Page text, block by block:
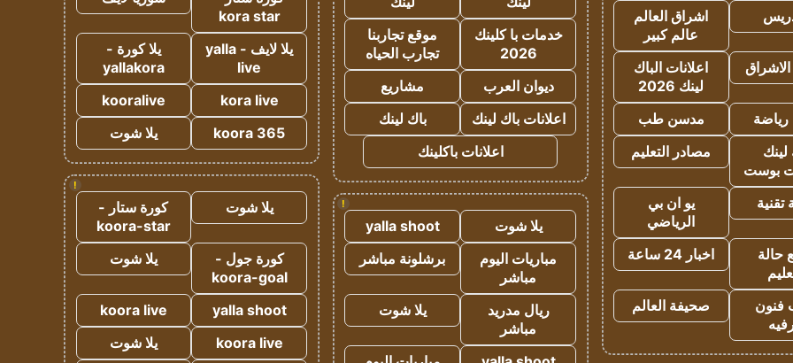
اشراق العالم
عالم كبير
اعلانات الباك
لينك 2026
رياضة
مدسن طب
لينك
بوست
مصادر التعليم
تقنية
يو ان بي
الرياضي
حالة
اخبار 24 ساعة
فنون
صحيفة العالم
خدمات با كلينك
2026
موقع تجاربنا
تجارب الحياه
ديوان العرب
مشاريع
اعلانات باك لينك
باك لينك
اعلانات باكلينك
!
يلا شوت
yalla shoot
مباريات اليوم
مباشر
برشلونة مباشر
ريال مدريد
مباشر
يلا شوت
kora star
يلا لايف - yalla
live
يلا كورة -
yallakora
kora live
kooralive
koora 365
يلا شوت
!
يلا شوت
كورة ستار -
koora-star
كورة جول -
koora-goal
يلا شوت
yalla shoot
koora live
koora live
يلا شوت